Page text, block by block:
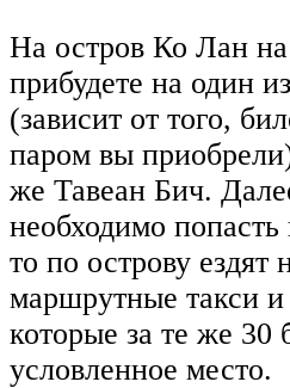
На остров Ко Лан
прибудете на один
(зависит от того,
паром вы
же Тавеан Бич.
необходимо
то по острову ездят
маршрутные такси и
которые за те же 30
условленное место.